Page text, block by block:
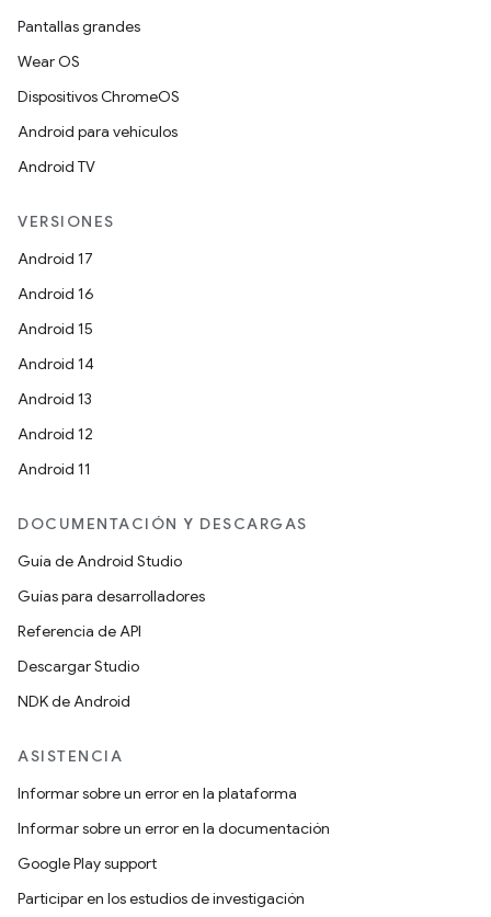
Pantallas grandes
Wear OS
Dispositivos ChromeOS
Android para vehículos
Android TV
VERSIONES
Android 17
Android 16
Android 15
Android 14
Android 13
Android 12
Android 11
DOCUMENTACIÓN Y DESCARGAS
Guía de Android Studio
Guías para desarrolladores
Referencia de API
Descargar Studio
NDK de Android
ASISTENCIA
Informar sobre un error en la plataforma
Informar sobre un error en la documentación
Google Play support
Participar en los estudios de investigación